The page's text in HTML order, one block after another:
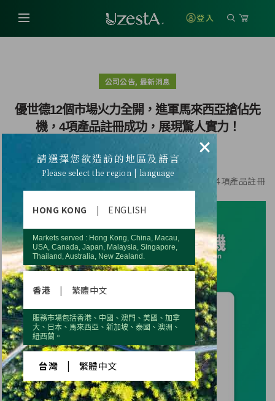
登入
公司公告, 最新消息
優世德12個市場火力全開，進軍馬來西亞搶佔先
機，4項產品註冊成功，展現驚人實力！
優世德12個市場火力全開，進軍馬來西亞搶佔先機，4項產品註冊
成功，展現驚人實力！
×
請選擇您欲造訪的地區及語言
Please select the region | language
HONG KONG | ENGLISH
Markets served : Hong Kong, China, Macau,
USA, Canada, Japan, Malaysia, Singapore,
Thailand, Australia, New Zealand.
香港 | 繁體中文
服務市場包括香港、中國、澳門、美國、加拿
大、日本、馬來西亞、新加坡、泰國、澳洲、
紐西蘭。
台灣 | 繁體中文